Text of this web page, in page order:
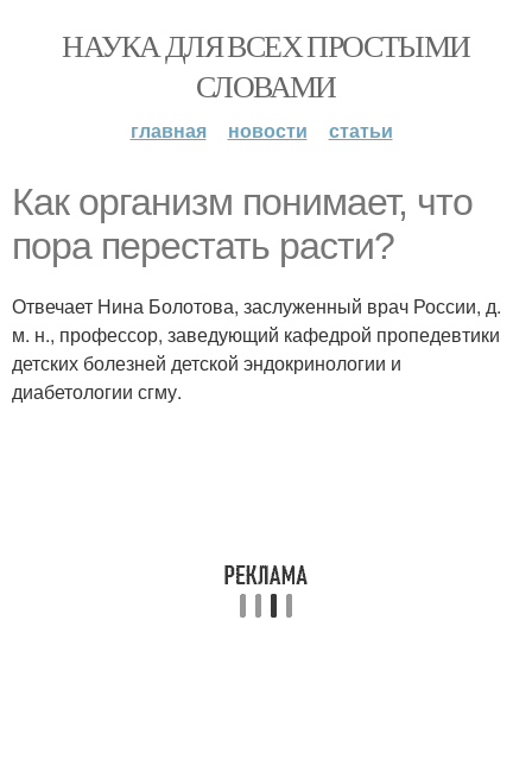
НАУКА ДЛЯ ВСЕХ ПРОСТЫМИ
СЛОВАМИ
главная новости статьи
Как организм понимает, что
пора перестать расти?
Отвечает Нина Болотова, заслуженный врач России, д.
м. н., профессор, заведующий кафедрой пропедевтики
детских болезней детской эндокринологии и
диабетологии сгму.